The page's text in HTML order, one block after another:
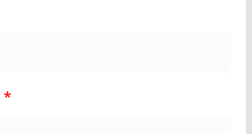
*